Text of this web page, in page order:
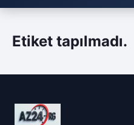
Etiket tapılmadı.